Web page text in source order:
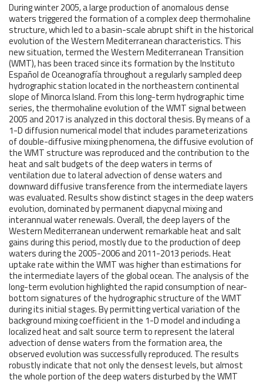
During winter 2005, a large production of anomalous dense
waters triggered the formation of a complex deep thermohaline
structure, which led to a basin-scale abrupt shift in the historical
evolution of the Western Mediterranean characteristics. This
new situation, termed the Western Mediterranean Transition
(WMT), has been traced since its formation by the Instituto
Español de Oceanografía throughout a regularly sampled deep
hydrographic station located in the northeastern continental
slope of Minorca Island. From this long-term hydrographic time
series, the thermohaline evolution of the WMT signal between
2005 and 2017 is analyzed in this doctoral thesis. By means of a
1-D diffusion numerical model that includes parameterizations
of double-diffusive mixing phenomena, the diffusive evolution of
the WMT structure was reproduced and the contribution to the
heat and salt budgets of the deep waters in terms of
ventilation due to lateral advection of dense waters and
downward diffusive transference from the intermediate layers
was evaluated. Results show distinct stages in the deep waters
evolution, dominated by permanent diapycnal mixing and
interannual water renewals. Overall, the deep layers of the
Western Mediterranean underwent remarkable heat and salt
gains during this period, mostly due to the production of deep
waters during the 2005-2006 and 2011-2013 periods. Heat
uptake rate within the WMT was higher than estimations for
the intermediate layers of the global ocean. The analysis of the
long-term evolution highlighted the rapid consumption of near-
bottom signatures of the hydrographic structure of the WMT
during its initial stages. By permitting vertical variation of the
background mixing coefficient in the 1-D model and including a
localized heat and salt source term to represent the lateral
advection of dense waters from the formation area, the
observed evolution was successfully reproduced. The results
robustly indicate that not only the densest levels, but almost
the whole portion of the deep waters disturbed by the WMT